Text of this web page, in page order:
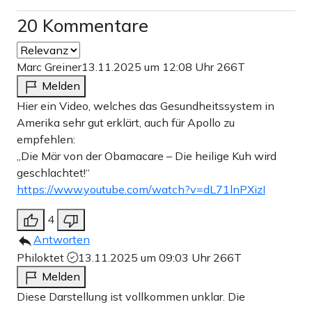
20 Kommentare
Marc Greiner13.11.2025 um 12:08 Uhr 266T
Melden
Hier ein Video, welches das Gesundheitssystem in
Amerika sehr gut erklärt, auch für Apollo zu
empfehlen:
„Die Mär von der Obamacare – Die heilige Kuh wird
geschlachtet!“
https://www.youtube.com/watch?v=dL71lnPXizI
4
Antworten
Philoktet
13.11.2025 um 09:03 Uhr 266T
Melden
Diese Darstellung ist vollkommen unklar. Die